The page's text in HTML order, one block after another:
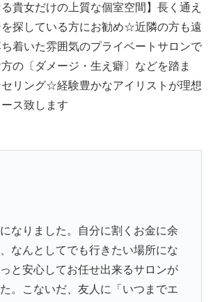
る貴女だけの上質な個室空間】長く通え
探している方にお勧め☆近隣の方も遠
着いた雰囲気のプライベートサロンで
の〔ダメージ・生え癖〕などを踏ま
セリング☆経験豊かなアイリストが理想
ス致します
なりました。自分に割くお金に余
なんとしてでも行きたい場所にな
と安心してお任せ出来るサロンが
。こないだ、友人に「いつまでエ